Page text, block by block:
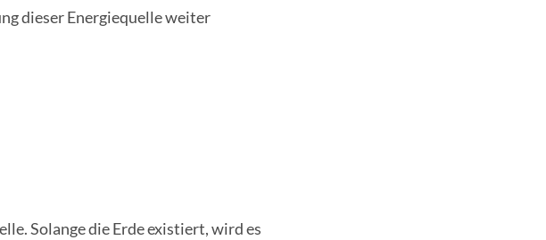
dieser Energiequelle weiter
Solange die Erde existiert, wird es